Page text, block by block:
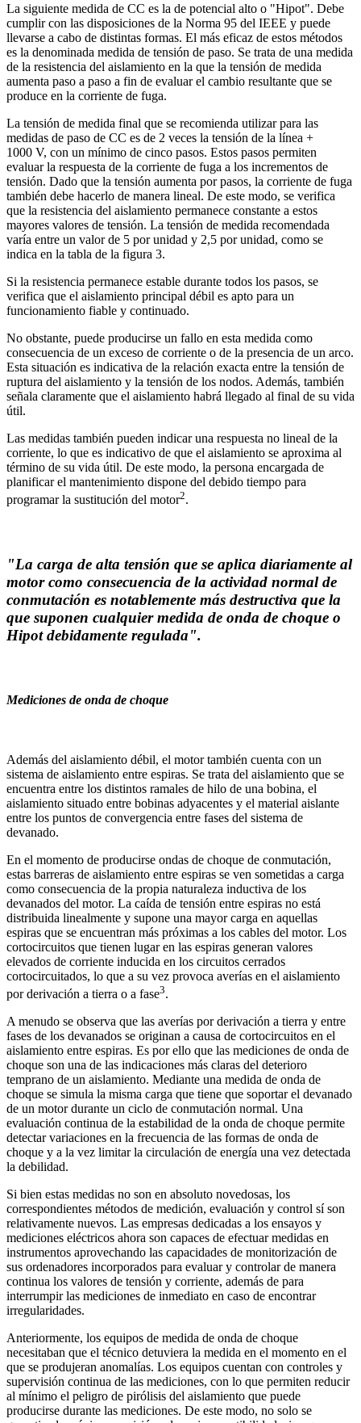
La siguiente medida de CC es la de potencial alto o "Hipot". Debe
cumplir con las disposiciones de la Norma 95 del IEEE y puede
llevarse a cabo de distintas formas. El más eficaz de estos métodos
es la denominada medida de tensión de paso. Se trata de una medida
de la resistencia del aislamiento en la que la tensión de medida
aumenta paso a paso a fin de evaluar el cambio resultante que se
produce en la corriente de fuga.
La tensión de medida final que se recomienda utilizar para las
medidas de paso de CC es de 2 veces la tensión de la línea +
1000 V, con un mínimo de cinco pasos. Estos pasos permiten
evaluar la respuesta de la corriente de fuga a los incrementos de
tensión. Dado que la tensión aumenta por pasos, la corriente de fuga
también debe hacerlo de manera lineal. De este modo, se verifica
que la resistencia del aislamiento permanece constante a estos
mayores valores de tensión. La tensión de medida recomendada
varía entre un valor de 5 por unidad y 2,5 por unidad, como se
indica en la tabla de la figura 3.
Si la resistencia permanece estable durante todos los pasos, se
verifica que el aislamiento principal débil es apto para un
funcionamiento fiable y continuado.
No obstante, puede producirse un fallo en esta medida como
consecuencia de un exceso de corriente o de la presencia de un arco.
Esta situación es indicativa de la relación exacta entre la tensión de
ruptura del aislamiento y la tensión de los nodos. Además, también
señala claramente que el aislamiento habrá llegado al final de su vida
útil.
Las medidas también pueden indicar una respuesta no lineal de la
corriente, lo que es indicativo de que el aislamiento se aproxima al
término de su vida útil. De este modo, la persona encargada de
planificar el mantenimiento dispone del debido tiempo para
programar la sustitución del motor2.
"La carga de alta tensión que se aplica diariamente al
motor como consecuencia de la actividad normal de
conmutación es notablemente más destructiva que la
que suponen cualquier medida de onda de choque o
Hipot debidamente regulada".
Mediciones de onda de choque
Además del aislamiento débil, el motor también cuenta con un
sistema de aislamiento entre espiras. Se trata del aislamiento que se
encuentra entre los distintos ramales de hilo de una bobina, el
aislamiento situado entre bobinas adyacentes y el material aislante
entre los puntos de convergencia entre fases del sistema de
devanado.
En el momento de producirse ondas de choque de conmutación,
estas barreras de aislamiento entre espiras se ven sometidas a carga
como consecuencia de la propia naturaleza inductiva de los
devanados del motor. La caída de tensión entre espiras no está
distribuida linealmente y supone una mayor carga en aquellas
espiras que se encuentran más próximas a los cables del motor. Los
cortocircuitos que tienen lugar en las espiras generan valores
elevados de corriente inducida en los circuitos cerrados
cortocircuitados, lo que a su vez provoca averías en el aislamiento
por derivación a tierra o a fase3.
A menudo se observa que las averías por derivación a tierra y entre
fases de los devanados se originan a causa de cortocircuitos en el
aislamiento entre espiras. Es por ello que las mediciones de onda de
choque son una de las indicaciones más claras del deterioro
temprano de un aislamiento. Mediante una medida de onda de
choque se simula la misma carga que tiene que soportar el devanado
de un motor durante un ciclo de conmutación normal. Una
evaluación continua de la estabilidad de la onda de choque permite
detectar variaciones en la frecuencia de las formas de onda de
choque y a la vez limitar la circulación de energía una vez detectada
la debilidad.
Si bien estas medidas no son en absoluto novedosas, los
correspondientes métodos de medición, evaluación y control sí son
relativamente nuevos. Las empresas dedicadas a los ensayos y
mediciones eléctricos ahora son capaces de efectuar medidas en
instrumentos aprovechando las capacidades de monitorización de
sus ordenadores incorporados para evaluar y controlar de manera
continua los valores de tensión y corriente, además de para
interrumpir las mediciones de inmediato en caso de encontrar
irregularidades.
Anteriormente, los equipos de medida de onda de choque
necesitaban que el técnico detuviera la medida en el momento en el
que se produjeran anomalías. Los equipos cuentan con controles y
supervisión continua de las mediciones, con lo que permiten reducir
al mínimo el peligro de pirólisis del aislamiento que puede
producirse durante las mediciones. De este modo, no solo se